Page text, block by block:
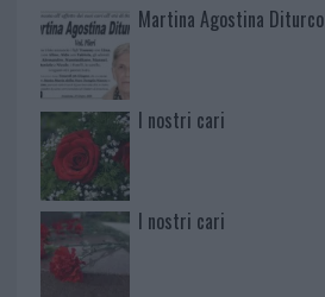
Martina Agostina Diturco
I nostri cari
I nostri cari